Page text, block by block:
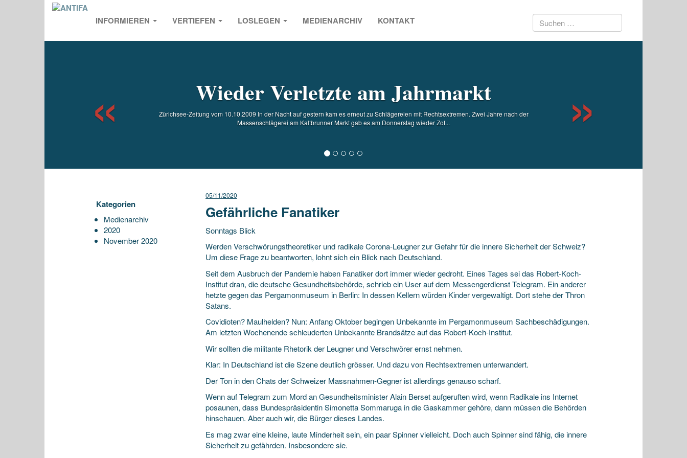
INFORMIEREN VERTIEFEN LOSLEGEN MEDIENARCHIV KONTAKT Suchen
Wieder Verletzte am Jahrmarkt
Zürichsee-Zeitung vom 10.10.2009 In der Nacht auf gestern kam es erneut zu Schlägereien mit Rechtsextremen. Zwei Jahre nach der
Massenschlägerei am Kaltbrunner Markt gab es am Donnerstag wieder Zof...
Kategorien
Medienarchiv
2020
November 2020
05/11/2020
Gefährliche Fanatiker
Sonntags Blick
Werden Verschwörungstheoretiker und radikale Corona-Leugner zur Gefahr für die innere Sicherheit der Schweiz?
Um diese Frage zu beantworten, lohnt sich ein Blick nach Deutschland.
Seit dem Ausbruch der Pandemie haben Fanatiker dort immer wieder gedroht. Eines Tages sei das Robert-Koch-
Institut dran, die deutsche Gesundheitsbehörde, schrieb ein User auf dem Messengerdienst Telegram. Ein anderer
hetzte gegen das Pergamonmuseum in Berlin: In dessen Kellern würden Kinder vergewaltigt. Dort stehe der Thron
Satans.
Covidioten? Maulhelden? Nun: Anfang Oktober begingen Unbekannte im Pergamonmuseum Sachbeschädigungen.
Am letzten Wochenende schleuderten Unbekannte Brandsätze auf das Robert-Koch-Institut.
Wir sollten die militante Rhetorik der Leugner und Verschwörer ernst nehmen.
Klar: In Deutschland ist die Szene deutlich grösser. Und dazu von Rechtsextremen unterwandert.
Der Ton in den Chats der Schweizer Massnahmen-Gegner ist allerdings genauso scharf.
Wenn auf Telegram zum Mord an Gesundheitsminister Alain Berset aufgeruften wird, wenn Radikale ins Internet
posaunen, dass Bundespräsidentin Simonetta Sommaruga in die Gaskammer gehöre, dann müssen die Behörden
hinschauen. Aber auch wir, die Bürger dieses Landes.
Es mag zwar eine kleine, laute Minderheit sein, ein paar Spinner vielleicht. Doch auch Spinner sind fähig, die innere
Sicherheit zu gefährden. Insbesondere sie.